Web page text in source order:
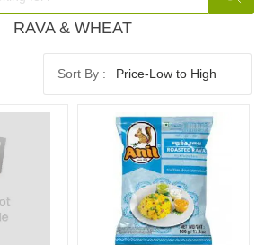
RAVA & WHEAT
Price-Low to High